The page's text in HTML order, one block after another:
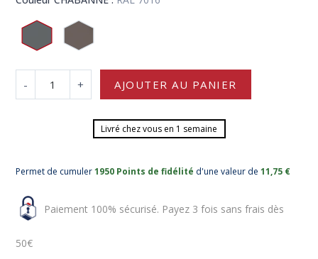
- + AJOUTER AU PANIER
Livré chez vous en 1 semaine
Permet de cumuler1950 Points de fidélité d'une valeur de11,75 €
Paiement 100% sécurisé. Payez 3 fois sans frais dès
50€